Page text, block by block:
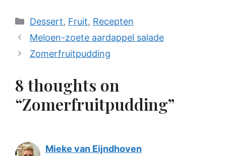
Categories
Dessert, Fruit, Recepten
Meloen-zoete aardappel salade
Zomerfruitpudding
8 thoughts on
“Zomerfruitpudding”
Mieke van Eijndhoven